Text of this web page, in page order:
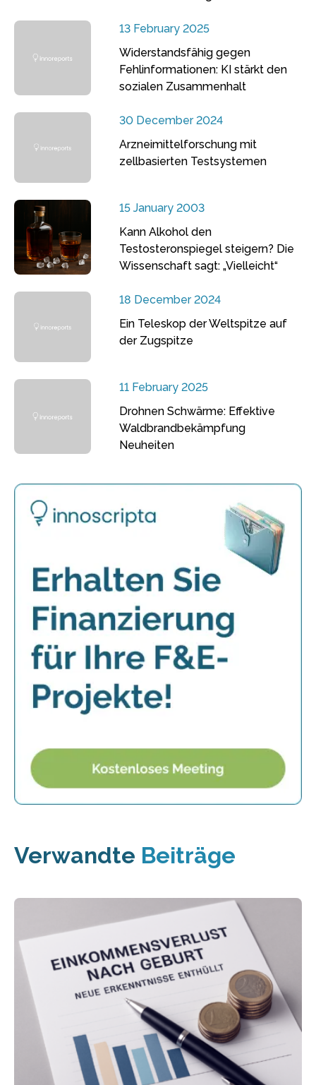
13 February 2025
Widerstandsfähig gegen
Fehlinformationen: KI stärkt den
sozialen Zusammenhalt
30 December 2024
Arzneimittelforschung mit
zellbasierten Testsystemen
15 January 2003
Kann Alkohol den
Testosteronspiegel steigern? Die
Wissenschaft sagt: „Vielleicht“
18 December 2024
Ein Teleskop der Weltspitze auf
der Zugspitze
11 February 2025
Drohnen Schwärme: Effektive
Waldbrandbekämpfung
Neuheiten
Verwandte Beiträge